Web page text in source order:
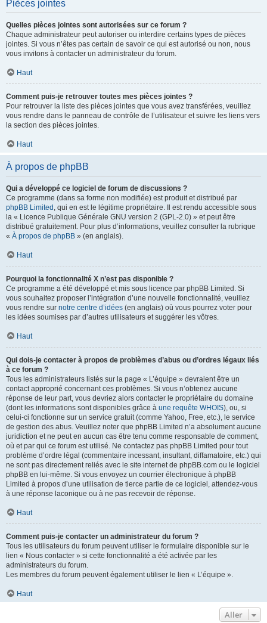
Pièces jointes
Quelles pièces jointes sont autorisées sur ce forum ?
Chaque administrateur peut autoriser ou interdire certains types de pièces
jointes. Si vous n’êtes pas certain de savoir ce qui est autorisé ou non, nous
vous invitons à contacter un administrateur du forum.
Haut
Comment puis-je retrouver toutes mes pièces jointes ?
Pour retrouver la liste des pièces jointes que vous avez transférées, veuillez
vous rendre dans le panneau de contrôle de l’utilisateur et suivre les liens vers
la section des pièces jointes.
Haut
À propos de phpBB
Qui a développé ce logiciel de forum de discussions ?
Ce programme (dans sa forme non modifiée) est produit et distribué par
phpBB Limited , qui en est le légitime propriétaire. Il est rendu accessible sous
la « Licence Publique Générale GNU version 2 (GPL-2.0) » et peut être
distribué gratuitement. Pour plus d’informations, veuillez consulter la rubrique
« À propos de phpBB » (en anglais).
Haut
Pourquoi la fonctionnalité X n’est pas disponible ?
Ce programme a été développé et mis sous licence par phpBB Limited. Si
vous souhaitez proposer l’intégration d’une nouvelle fonctionnalité, veuillez
vous rendre sur notre centre d’idées (en anglais) où vous pourrez voter pour
les idées soumises par d’autres utilisateurs et suggérer les vôtres.
Haut
Qui dois-je contacter à propos de problèmes d’abus ou d’ordres légaux liés
à ce forum ?
Tous les administrateurs listés sur la page « L’équipe » devraient être un
contact approprié concernant ces problèmes. Si vous n’obtenez aucune
réponse de leur part, vous devriez alors contacter le propriétaire du domaine
(dont les informations sont disponibles grâce à une requête WHOIS), ou, si
celui-ci fonctionne sur un service gratuit (comme Yahoo, Free, etc.), le service
de gestion des abus. Veuillez noter que phpBB Limited n’a absolument aucune
juridiction et ne peut en aucun cas être tenu comme responsable de comment,
où et par qui ce forum est utilisé. Ne contactez pas phpBB Limited pour tout
problème d’ordre légal (commentaire incessant, insultant, diffamatoire, etc.) qui
ne sont pas directement reliés avec le site internet de phpBB.com ou le logiciel
phpBB en lui-même. Si vous envoyez un courrier électronique à phpBB
Limited à propos d’une utilisation de tierce partie de ce logiciel, attendez-vous
à une réponse laconique ou à ne pas recevoir de réponse.
Haut
Comment puis-je contacter un administrateur du forum ?
Tous les utilisateurs du forum peuvent utiliser le formulaire disponible sur le
lien « Nous contacter » si cette fonctionnalité a été activée par les
administrateurs du forum.
Les membres du forum peuvent également utiliser le lien « L’équipe ».
Haut
Aller